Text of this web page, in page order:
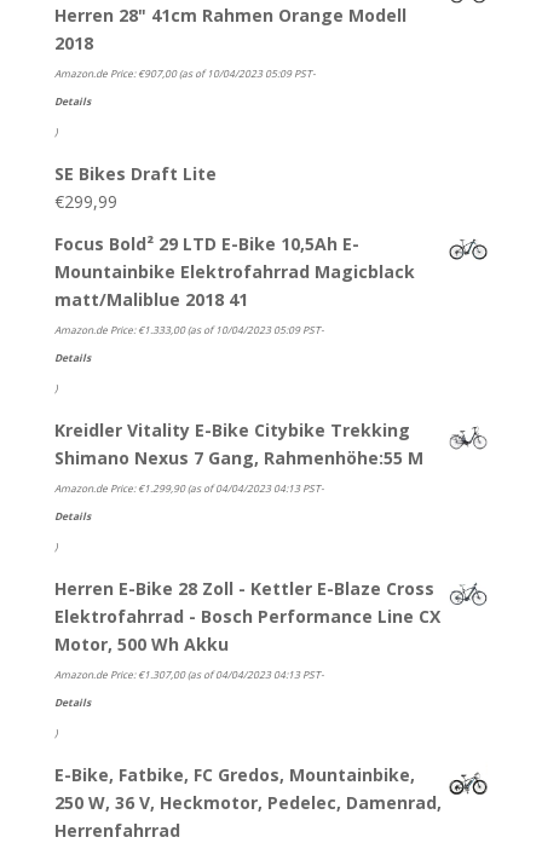
Herren 28" 41cm Rahmen Orange Modell
2018
Amazon.de Price:€907,00(as of 10/04/2023 05:09 PST-
Details
)
SE Bikes Draft Lite
€299,99
Focus Bold² 29 LTD E-Bike 10,5Ah E-
Mountainbike Elektrofahrrad Magicblack
matt/Maliblue 2018 41
Amazon.de Price:€1.333,00(as of 10/04/2023 05:09 PST-
Details
)
Kreidler Vitality E-Bike Citybike Trekking
Shimano Nexus 7 Gang, Rahmenhöhe:55 M
Amazon.de Price:€1.299,90(as of 04/04/2023 04:13 PST-
Details
)
Herren E-Bike 28 Zoll - Kettler E-Blaze Cross
Elektrofahrrad - Bosch Performance Line CX
Motor, 500 Wh Akku
Amazon.de Price:€1.307,00(as of 04/04/2023 04:13 PST-
Details
)
E-Bike, Fatbike, FC Gredos, Mountainbike,
250 W, 36 V, Heckmotor, Pedelec, Damenrad,
Herrenfahrrad